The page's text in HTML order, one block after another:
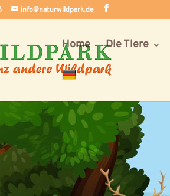
info@naturwildpark.de
Home Die Tiere